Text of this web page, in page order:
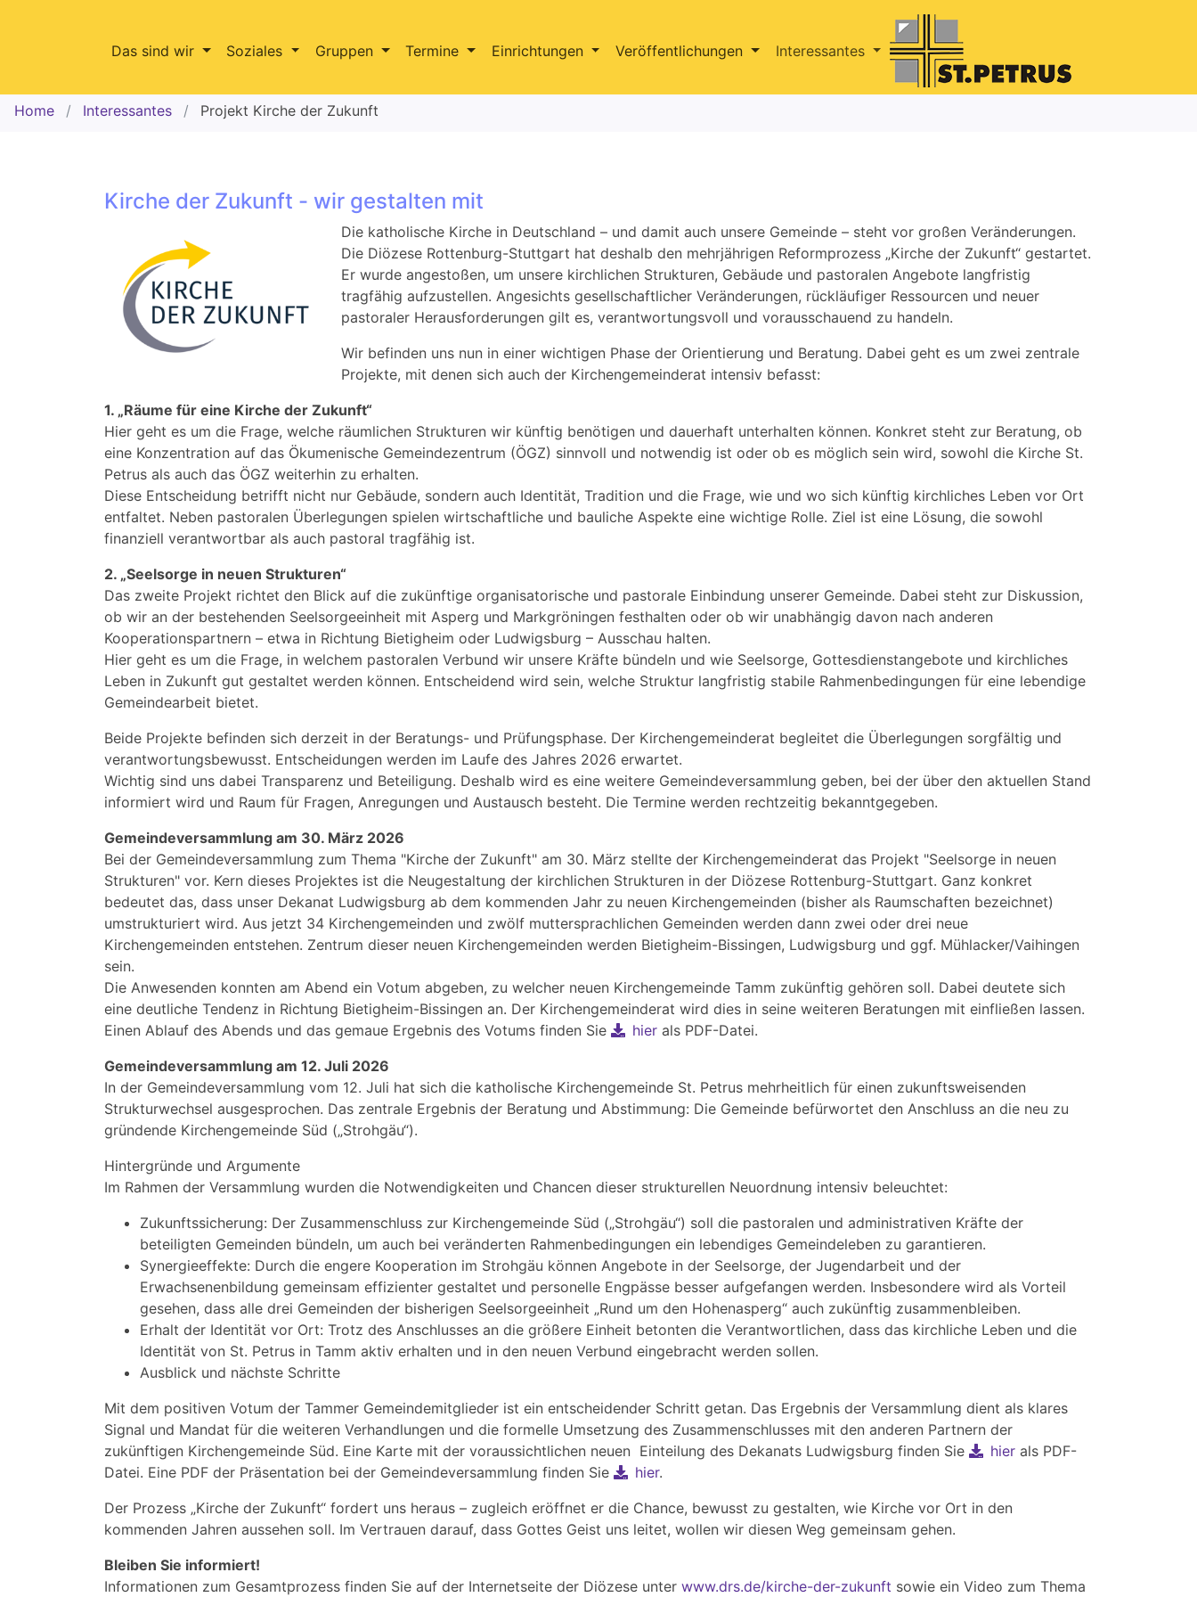
Das sind wir Soziales Gruppen Termine Einrichtungen Veröffentlichungen Interessantes
Home Interessantes Projekt Kirche der Zukunft
Kirche der Zukunft - wir gestalten mit
Die katholische Kirche in Deutschland – und damit auch unsere Gemeinde – steht vor großen Veränderungen.
Die Diözese Rottenburg-Stuttgart hat deshalb den mehrjährigen Reformprozess „Kirche der Zukunft“ gestartet.
Er wurde angestoßen, um unsere kirchlichen Strukturen, Gebäude und pastoralen Angebote langfristig
tragfähig aufzustellen. Angesichts gesellschaftlicher Veränderungen, rückläufiger Ressourcen und neuer
pastoraler Herausforderungen gilt es, verantwortungsvoll und vorausschauend zu handeln.
Wir befinden uns nun in einer wichtigen Phase der Orientierung und Beratung. Dabei geht es um zwei zentrale
Projekte, mit denen sich auch der Kirchengemeinderat intensiv befasst:
1. „Räume für eine Kirche der Zukunft“
Hier geht es um die Frage, welche räumlichen Strukturen wir künftig benötigen und dauerhaft unterhalten können. Konkret steht zur Beratung, ob
eine Konzentration auf das Ökumenische Gemeindezentrum (ÖGZ) sinnvoll und notwendig ist oder ob es möglich sein wird, sowohl die Kirche St.
Petrus als auch das ÖGZ weiterhin zu erhalten.
Diese Entscheidung betrifft nicht nur Gebäude, sondern auch Identität, Tradition und die Frage, wie und wo sich künftig kirchliches Leben vor Ort
entfaltet. Neben pastoralen Überlegungen spielen wirtschaftliche und bauliche Aspekte eine wichtige Rolle. Ziel ist eine Lösung, die sowohl
finanziell verantwortbar als auch pastoral tragfähig ist.
2. „Seelsorge in neuen Strukturen“
Das zweite Projekt richtet den Blick auf die zukünftige organisatorische und pastorale Einbindung unserer Gemeinde. Dabei steht zur Diskussion,
ob wir an der bestehenden Seelsorgeeinheit mit Asperg und Markgröningen festhalten oder ob wir unabhängig davon nach anderen
Kooperationspartnern – etwa in Richtung Bietigheim oder Ludwigsburg – Ausschau halten.
Hier geht es um die Frage, in welchem pastoralen Verbund wir unsere Kräfte bündeln und wie Seelsorge, Gottesdienstangebote und kirchliches
Leben in Zukunft gut gestaltet werden können. Entscheidend wird sein, welche Struktur langfristig stabile Rahmenbedingungen für eine lebendige
Gemeindearbeit bietet.
Beide Projekte befinden sich derzeit in der Beratungs- und Prüfungsphase. Der Kirchengemeinderat begleitet die Überlegungen sorgfältig und
verantwortungsbewusst. Entscheidungen werden im Laufe des Jahres 2026 erwartet.
Wichtig sind uns dabei Transparenz und Beteiligung. Deshalb wird es eine weitere Gemeindeversammlung geben, bei der über den aktuellen Stand
informiert wird und Raum für Fragen, Anregungen und Austausch besteht. Die Termine werden rechtzeitig bekanntgegeben.
Gemeindeversammlung am 30. März 2026
Bei der Gemeindeversammlung zum Thema "Kirche der Zukunft" am 30. März stellte der Kirchengemeinderat das Projekt "Seelsorge in neuen
Strukturen" vor. Kern dieses Projektes ist die Neugestaltung der kirchlichen Strukturen in der Diözese Rottenburg-Stuttgart. Ganz konkret
bedeutet das, dass unser Dekanat Ludwigsburg ab dem kommenden Jahr zu neuen Kirchengemeinden (bisher als Raumschaften bezeichnet)
umstrukturiert wird. Aus jetzt 34 Kirchengemeinden und zwölf muttersprachlichen Gemeinden werden dann zwei oder drei neue
Kirchengemeinden entstehen. Zentrum dieser neuen Kirchengemeinden werden Bietigheim-Bissingen, Ludwigsburg und ggf. Mühlacker/Vaihingen
sein.
Die Anwesenden konnten am Abend ein Votum abgeben, zu welcher neuen Kirchengemeinde Tamm zukünftig gehören soll. Dabei deutete sich
eine deutliche Tendenz in Richtung Bietigheim-Bissingen an. Der Kirchengemeinderat wird dies in seine weiteren Beratungen mit einfließen lassen.
Einen Ablauf des Abends und das gemaue Ergebnis des Votums finden Sie
hier als PDF-Datei.
Gemeindeversammlung am 12. Juli 2026
In der Gemeindeversammlung vom 12. Juli hat sich die katholische Kirchengemeinde St. Petrus mehrheitlich für einen zukunftsweisenden
Strukturwechsel ausgesprochen. Das zentrale Ergebnis der Beratung und Abstimmung: Die Gemeinde befürwortet den Anschluss an die neu zu
gründende Kirchengemeinde Süd („Strohgäu“).
Hintergründe und Argumente
Im Rahmen der Versammlung wurden die Notwendigkeiten und Chancen dieser strukturellen Neuordnung intensiv beleuchtet:
Zukunftssicherung: Der Zusammenschluss zur Kirchengemeinde Süd („Strohgäu“) soll die pastoralen und administrativen Kräfte der
beteiligten Gemeinden bündeln, um auch bei veränderten Rahmenbedingungen ein lebendiges Gemeindeleben zu garantieren.
Synergieeffekte: Durch die engere Kooperation im Strohgäu können Angebote in der Seelsorge, der Jugendarbeit und der
Erwachsenenbildung gemeinsam effizienter gestaltet und personelle Engpässe besser aufgefangen werden. Insbesondere wird als Vorteil
gesehen, dass alle drei Gemeinden der bisherigen Seelsorgeeinheit „Rund um den Hohenasperg“ auch zukünftig zusammenbleiben.
Erhalt der Identität vor Ort: Trotz des Anschlusses an die größere Einheit betonten die Verantwortlichen, dass das kirchliche Leben und die
Identität von St. Petrus in Tamm aktiv erhalten und in den neuen Verbund eingebracht werden sollen.
Ausblick und nächste Schritte
Mit dem positiven Votum der Tammer Gemeindemitglieder ist ein entscheidender Schritt getan. Das Ergebnis der Versammlung dient als klares
Signal und Mandat für die weiteren Verhandlungen und die formelle Umsetzung des Zusammenschlusses mit den anderen Partnern der
zukünftigen Kirchengemeinde Süd. Eine Karte mit der voraussichtlichen neuen Einteilung des Dekanats Ludwigsburg finden Sie
hier als PDF-
Datei. Eine PDF der Präsentation bei der Gemeindeversammlung finden Sie
hier.
Der Prozess „Kirche der Zukunft“ fordert uns heraus – zugleich eröffnet er die Chance, bewusst zu gestalten, wie Kirche vor Ort in den
kommenden Jahren aussehen soll. Im Vertrauen darauf, dass Gottes Geist uns leitet, wollen wir diesen Weg gemeinsam gehen.
Bleiben Sie informiert!
Informationen zum Gesamtprozess finden Sie auf der Internetseite der Diözese unter www.drs.de/kirche-der-zukunft sowie ein Video zum Thema